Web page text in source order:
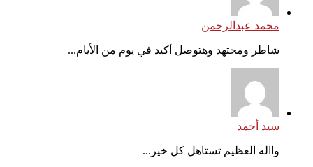
محمد عبدالرحمن
شاطر ومجتهد وهتوصل أكيد في يوم من الأيام...
سيد أحمد
وااله العظيم تستاهل كل خير...